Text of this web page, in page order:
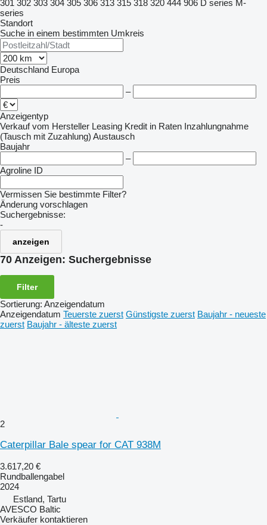
301 302 303 304 305 306 313 315 318 320 444 906 D series M-
series
Standort
Suche in einem bestimmten Umkreis
Deutschland Europa
Preis
–
Anzeigentyp
Verkauf vom Hersteller Leasing Kredit in Raten Inzahlungnahme
(Tausch mit Zuzahlung) Austausch
Baujahr
–
Agroline ID
Vermissen Sie bestimmte Filter?
Änderung vorschlagen
Suchergebnisse:
-
anzeigen
70 Anzeigen: Suchergebnisse
Filter
Sortierung: Anzeigendatum
Anzeigendatum Teuerste zuerst Günstigste zuerst Baujahr - neueste
zuerst Baujahr - älteste zuerst
2
Caterpillar Bale spear for CAT 938M
3.617,20 €
Rundballengabel
2024
Estland, Tartu
AVESCO Baltic
Verkäufer kontaktieren